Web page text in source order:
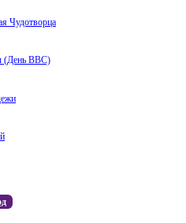
Чудотворца
(День ВВС)